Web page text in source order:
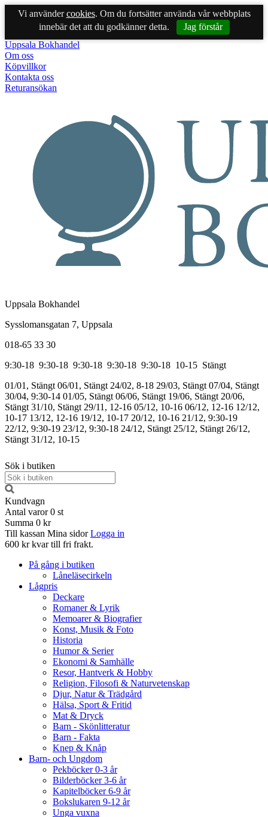
Vi användercookies. Om du fortsätter använda vår webbplats
innebär det att du godkänner detta.
Jag förstår
Uppsala Bokhandel
Om oss
Köpvillkor
Kontakta oss
Returansökan
Uppsala Bokhandel
Sysslomansgatan 7, Uppsala
018-65 33 30
9:30-18 9:30-18 9:30-18 9:30-18 9:30-18 10-15 Stängt
01/01, Stängt 06/01, Stängt 24/02, 8-18 29/03, Stängt 07/04, Stängt
30/04, 9:30-14 01/05, Stängt 06/06, Stängt 19/06, Stängt 20/06,
Stängt 31/10, Stängt 29/11, 12-16 05/12, 10-16 06/12, 12-16 12/12,
10-17 13/12, 12-16 19/12, 10-17 20/12, 10-16 21/12, 9:30-19
22/12, 9:30-19 23/12, 9:30-18 24/12, Stängt 25/12, Stängt 26/12,
Stängt 31/12, 10-15
Sök i butiken
Kundvagn
Antal varor 0 st
Summa 0 kr
Till kassan Mina sidor Logga in
600 kr kvar till fri frakt.
På gång i butiken
Låneläsecirkeln
Lågpris
Deckare
Romaner & Lyrik
Memoarer & Biografier
Konst, Musik & Foto
Historia
Humor & Serier
Ekonomi & Samhälle
Resor, Hantverk & Hobby
Religion, Filosofi & Naturvetenskap
Djur, Natur & Trädgård
Hälsa, Sport & Fritid
Mat & Dryck
Barn - Skönlitteratur
Barn - Fakta
Knep & Knåp
Barn- och Ungdom
Pekböcker 0-3 år
Bilderböcker 3-6 år
Kapitelböcker 6-9 år
Bokslukaren 9-12 år
Unga vuxna